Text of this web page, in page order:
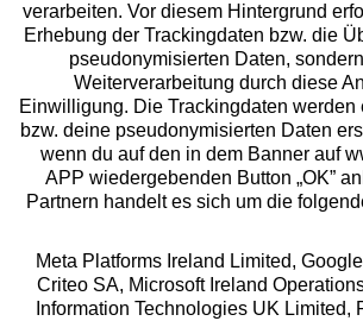
Beratung
Über uns
Rechtliches
Alle Preise inkl. MwSt., zzgl.
Versandkosten
verarbeiten. Vor diesem Hintergrund
Erhebung der Trackingdaten bzw. die
pseudonymisierten Daten,
Weiterverarbeitung durch diese
Einwilligung. Die Trackingdaten werden
bzw. deine pseudonymisierten Daten
wenn du auf den in dem Banner auf
APP wiedergebenden Button „OK”
Partnern handelt es sich um die
Meta Platforms Ireland Limited,
Criteo SA, Microsoft Ireland
Information Technologies UK Limited,